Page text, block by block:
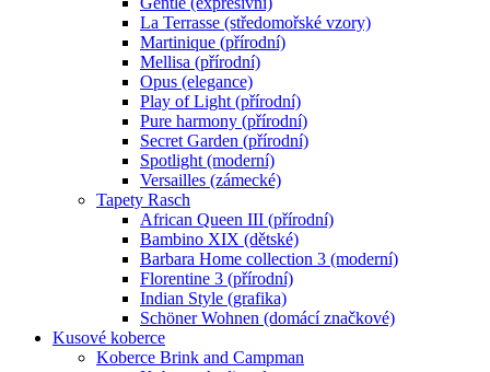
La Terrasse (středomořské vzory)
Martinique (přírodní)
Mellisa (přírodní)
Opus (elegance)
Play of Light (přírodní)
Pure harmony (přírodní)
Secret Garden (přírodní)
Spotlight (moderní)
Versailles (zámecké)
Tapety Rasch
African Queen III (přírodní)
Bambino XIX (dětské)
Barbara Home collection 3 (moderní)
Florentine 3 (přírodní)
Indian Style (grafika)
Schöner Wohnen (domácí značkové)
Kusové koberce
Koberce Brink and Campman